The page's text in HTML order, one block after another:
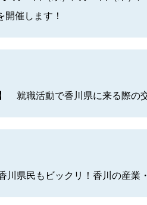
催します！
就職活動で香川県に来る際の
川県民もビックリ！香川の産業